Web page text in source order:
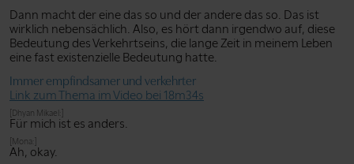
Dann macht der eine das so und der andere das so. Das ist
wirklich nebensächlich. Also, es hört dann irgendwo auf, diese
Bedeutung des Verkehrtseins, die lange Zeit in meinem Leben
eine fast existenzielle Bedeutung hatte.
Immer empfindsamer und verkehrter
Link zum Thema im Video bei 18m34s
[Dhyan Mikael:]
Für mich ist es anders.
[Mona:]
Ah, okay.